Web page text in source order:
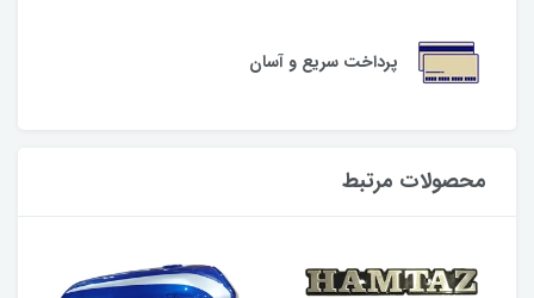
پرداخت سریع و آسان
محصولات مرتبط